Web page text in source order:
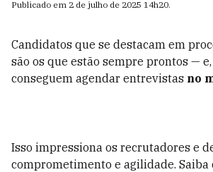
Publicado em 2 de julho de 2025 14h20.
Candidatos que se destacam em
são os que estão sempre prontos — e,
conseguem agendar entrevistas no
Isso impressiona os recrutadores e
comprometimento e agilidade. Saiba